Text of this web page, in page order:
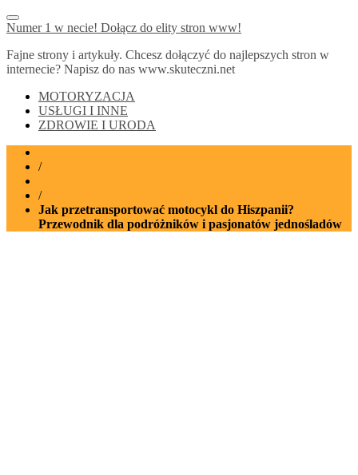
Numer 1 w necie! Dołącz do elity stron www!
Fajne strony i artykuły. Chcesz dołączyć do najlepszych stron w
internecie? Napisz do nas www.skuteczni.net
MOTORYZACJA
USŁUGI I INNE
ZDROWIE I URODA
/
/
Jak przetransportować motocykl do Hiszpanii?
Przewodnik dla podróżników i pasjonatów jednośladów